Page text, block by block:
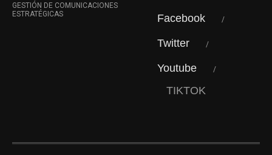
GESTIÓN DE COMUNICACIONES
ESTRATÉGICAS
Facebook
Twitter
Youtube
TIKTOK